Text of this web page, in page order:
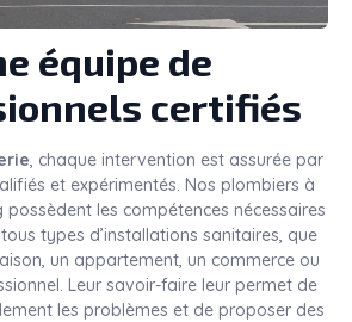
équipe de
certifiés
, chaque intervention est assurée par
et expérimentés. Nos plombiers à
possèdent les compétences nécessaires
types d’installations sanitaires, que
un appartement, un commerce ou
Leur savoir-faire leur permet de
les problèmes et de proposer des